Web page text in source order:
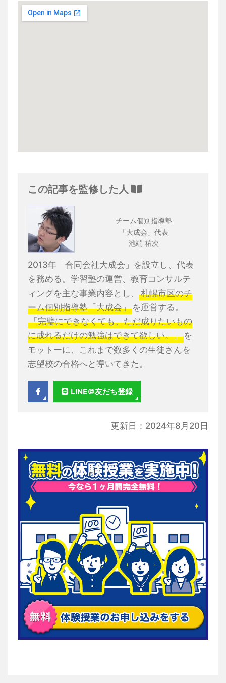
この記事を監修した人
チーム個別指導塾
「大成会」代表
池端 祐次
2013年「合同会社大成会」を設立し、代表
を務める。学習塾の運営、教育コンサルテ
ィングを主な事業内容とし、
札幌市区のチ
ーム個別指導塾「大成会」 を運営する。
「完璧にできなくても、ただ成りたいもの
に成れるだけの勉強はできて欲しい。」 を
モットーに、これまで数多くの生徒さんを
志望校の合格へと導いてきた。
LINE＠友だち登録
更新日：2024年8月20日